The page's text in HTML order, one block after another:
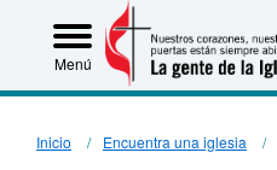
Menú
Inicio Encuentra una iglesia